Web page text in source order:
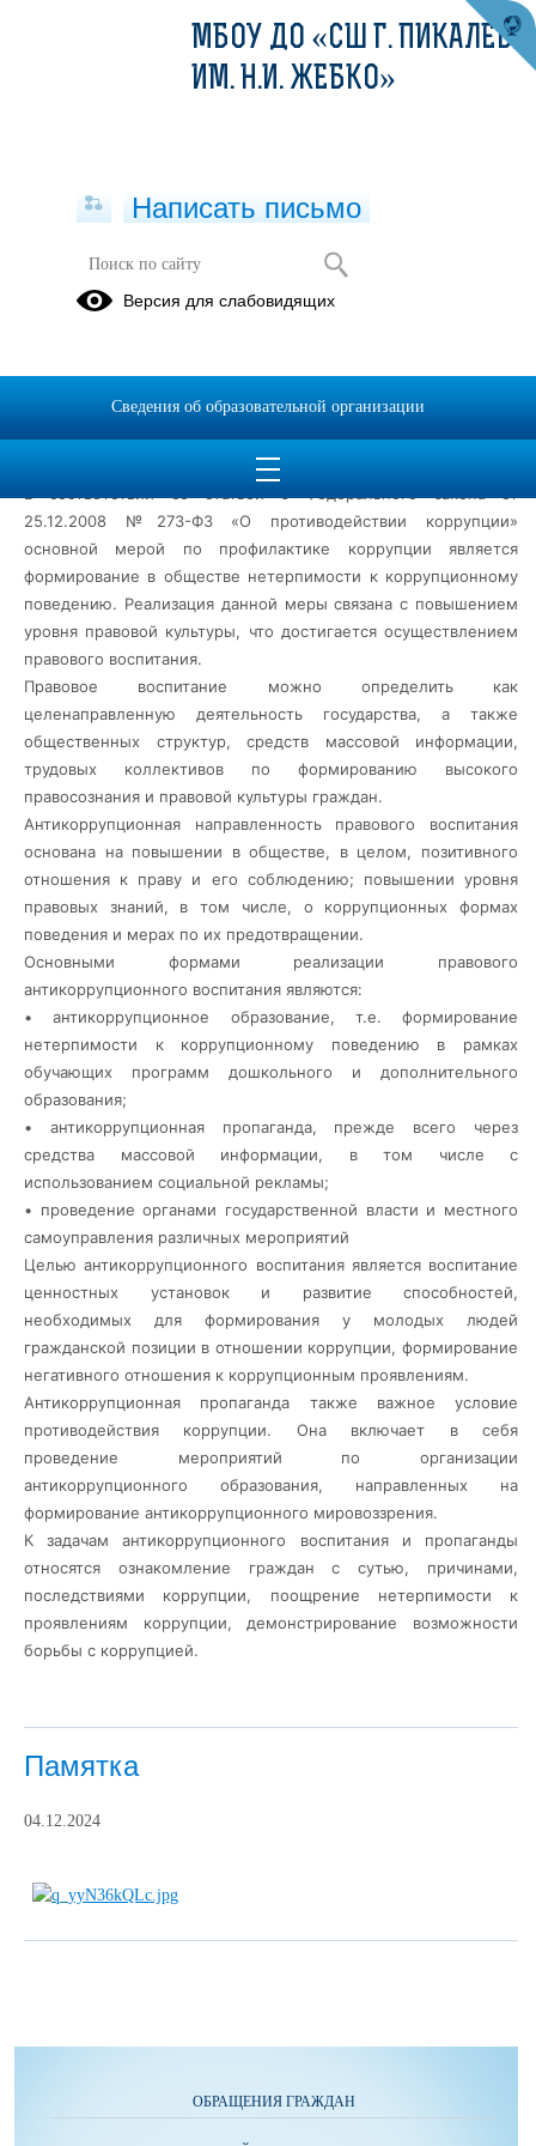
Антикоррупционное просвещение
детей
25.12.2008 №273-ФЗ «О противодействии коррупции»
основной мерой по профилактике коррупции является
формирование в обществе нетерпимости к коррупционному
поведению. Реализация данной меры связана с повышением
уровня правовой культуры, что достигается осуществлением
правового воспитания.
Правовое воспитание можно определить как
целенаправленную деятельность государства, а также
общественных структур, средств массовой информации,
трудовых коллективов по формированию высокого
правосознания и правовой культуры граждан.
Антикоррупционная направленность правового воспитания
основана на повышении в обществе, в целом, позитивного
отношения к праву и его соблюдению; повышении уровня
правовых знаний, в том числе, о коррупционных формах
поведения и мерах по их предотвращении.
Основными формами реализации правового
антикоррупционного воспитания являются:
• антикоррупционное образование, т.е. формирование
нетерпимости к коррупционному поведению в рамках
обучающих программ дошкольного и дополнительного
образования;
• антикоррупционная пропаганда, прежде всего через
средства массовой информации, в том числе с
использованием социальной рекламы;
• проведение органами государственной власти и местного
самоуправления различных мероприятий
Целью антикоррупционного воспитания является воспитание
ценностных установок и развитие способностей,
необходимых для формирования у молодых людей
гражданской позиции в отношении коррупции, формирование
негативного отношения к коррупционным проявлениям.
Антикоррупционная пропаганда также важное условие
противодействия коррупции. Она включает в себя
проведение мероприятий по организации
антикоррупционного образования, направленных на
формирование антикоррупционного мировоззрения.
К задачам антикоррупционного воспитания и пропаганды
относятся ознакомление граждан с сутью, причинами,
последствиями коррупции, поощрение нетерпимости к
проявлениям коррупции, демонстрирование возможности
борьбы с коррупцией.
Памятка
04.12.2024
ОБРАЩЕНИЯ ГРАЖДАН
МБОУ ДО «СШ Г. ПИКАЛЕВО
ИМ. Н.И. ЖЕБКО»
Написать письмо
Версия для слабовидящих
Сведения об образовательной организации